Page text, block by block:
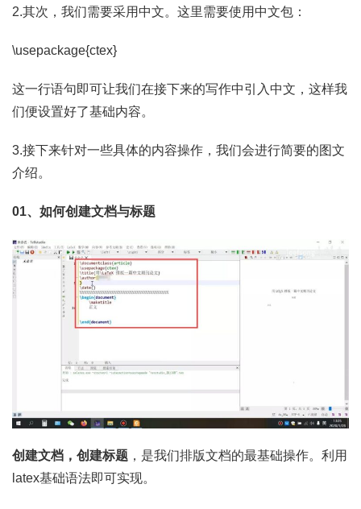
2.其次，我们需要采用中文。这里需要使用中文包：
\usepackage{ctex}
这一行语句即可让我们在接下来的写作中引入中文，这样我
们便设置好了基础内容。
3.接下来针对一些具体的内容操作，我们会进行简要的图文
介绍。
01、如何创建文档与标题
创建文档，创建标题 ，是我们排版文档的最基础操作。利用
latex基础语法即可实现。